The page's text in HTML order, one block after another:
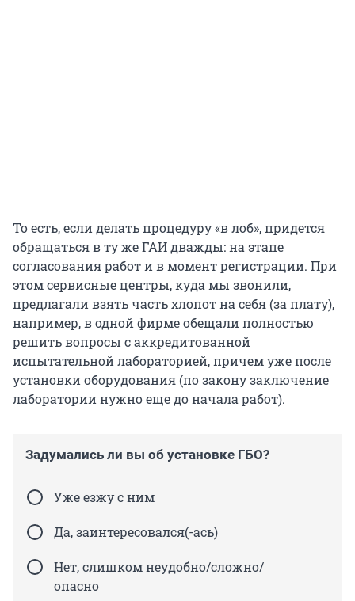
То есть, если делать процедуру «в лоб», придется
обращаться в ту же ГАИ дважды: на этапе
согласования работ и в момент регистрации. При
этом сервисные центры, куда мы звонили,
предлагали взять часть хлопот на себя (за плату),
например, в одной фирме обещали полностью
решить вопросы с аккредитованной
испытательной лабораторией, причем уже после
установки оборудования (по закону заключение
лаборатории нужно еще до начала работ).
Задумались ли вы об установке ГБО?
Уже езжу с ним
Да, заинтересовался(-ась)
Нет, слишком неудобно/сложно/
опасно